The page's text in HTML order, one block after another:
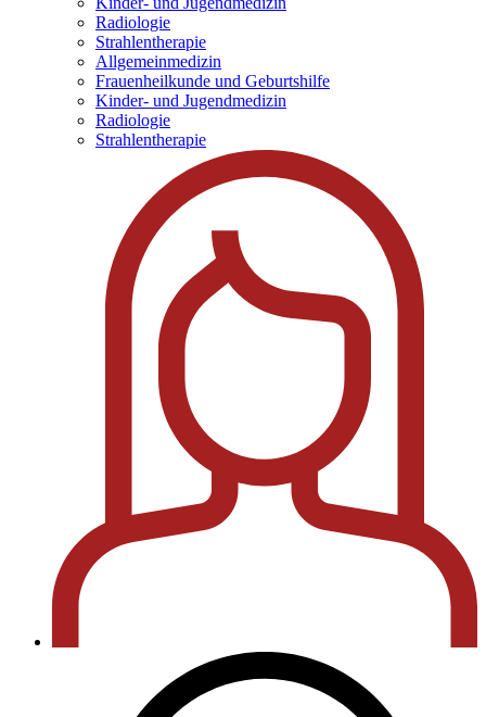
Radiologie
Strahlentherapie
Allgemeinmedizin
Frauenheilkunde und Geburtshilfe
Kinder- und Jugendmedizin
Radiologie
Strahlentherapie